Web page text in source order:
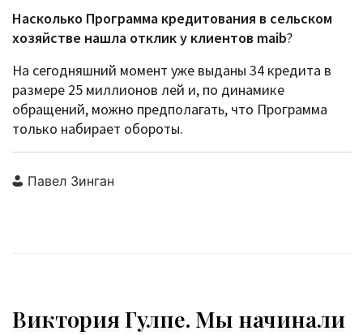
Насколько Программа кредитования в сельском
хозяйстве нашла отклик у клиентов maib?
На сегодняшний момент уже выданы 34 кредита в
размере 25 миллионов лей и, по динамике
обращений, можно предполагать, что Программа
только набирает обороты.
Павел Зинган
Виктория Гулпе. Мы начинали